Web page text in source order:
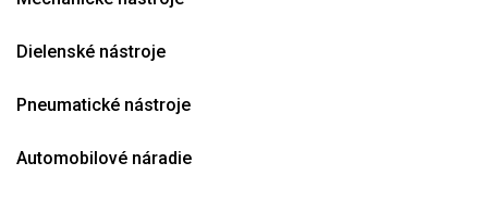
Dielenské nástroje
Pneumatické nástroje
Automobilové náradie